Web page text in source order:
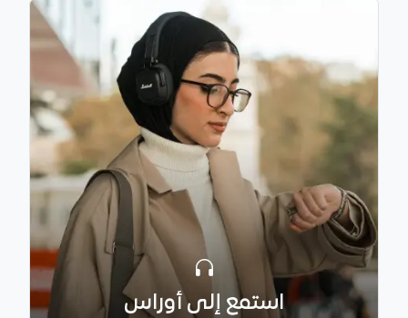
استمع إلى أوراس